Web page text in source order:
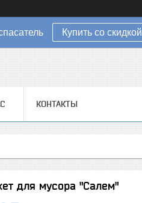
Купить со скидкой
КОНТАКТЫ
для мусора "Салем"